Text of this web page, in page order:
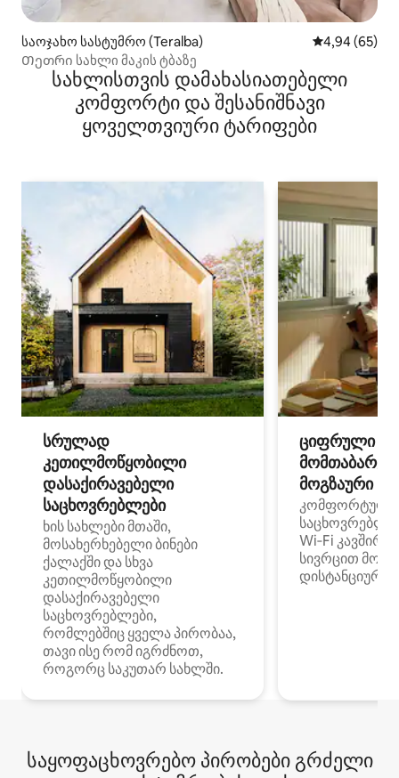
საოჯახო სასტუმრო (Teralba) საშუალო
4,94 (65)
Თეთრი სახლი მაკის ტბაზე
სახლისთვის დამახასიათებელი
კომფორტი და შესანიშნავი
ყოველთვიური ტარიფები
სრულად
კეთილმოწყობილი
დასაქირავებელი
საცხოვრებლები
ხის სახლები მთაში,
მოსახერხებელი ბინები
ქალაქში და სხვა
კეთილმოწყობილი
დასაქირავებელი
საცხოვრებლები,
რომლებშიც ყველა პირობაა,
თავი ისე რომ იგრძნოთ,
როგორც საკუთარ სახლში.
ციფრული
მოგზაური
კომფორტული
Wi‑Fi
სივრცით
დისტანციური
საყოფაცხოვრებო პირობები გრძელი